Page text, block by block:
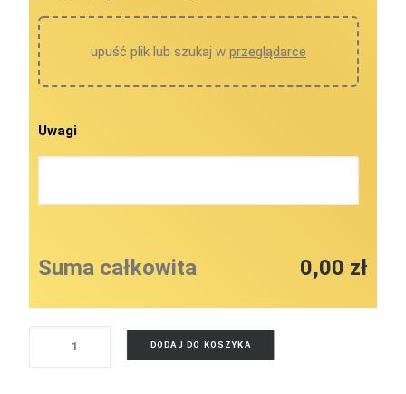
upuść plik lub szukaj w przeglądarce
Uwagi
Suma całkowita 0,00 zł
DODAJ DO KOSZYKA